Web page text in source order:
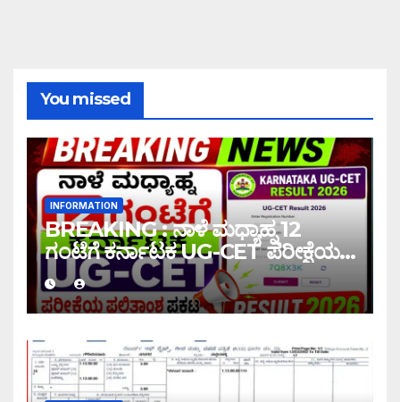
You missed
INFORMATION
BREAKING : ನಾಳೆ ಮಧ್ಯಾಹ್ನ 12
ಗಂಟೆಗೆ ಕರ್ನಾಟಕ UG-CET ಪರೀಕ್ಷೆಯ
ಫಲಿತಾಂಶ ಪ್ರಕಟ |UG-CET Result
2026